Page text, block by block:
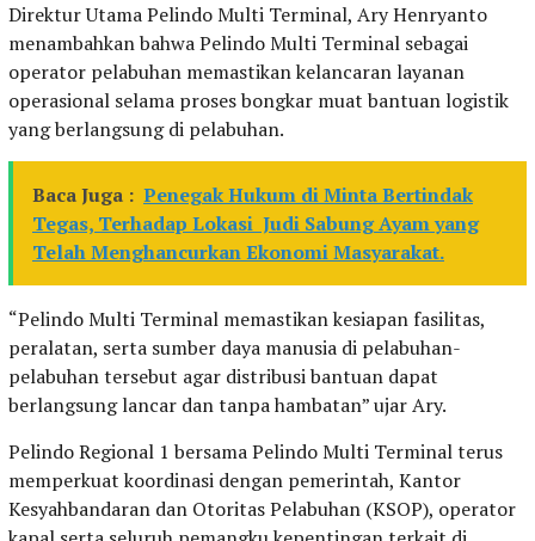
Direktur Utama Pelindo Multi Terminal, Ary Henryanto
menambahkan bahwa Pelindo Multi Terminal sebagai
operator pelabuhan memastikan kelancaran layanan
operasional selama proses bongkar muat bantuan logistik
yang berlangsung di pelabuhan.
Baca Juga : Penegak Hukum di Minta Bertindak
Tegas, Terhadap Lokasi Judi Sabung Ayam yang
Telah Menghancurkan Ekonomi Masyarakat.
“Pelindo Multi Terminal memastikan kesiapan fasilitas,
peralatan, serta sumber daya manusia di pelabuhan-
pelabuhan tersebut agar distribusi bantuan dapat
berlangsung lancar dan tanpa hambatan” ujar Ary.
Pelindo Regional 1 bersama Pelindo Multi Terminal terus
memperkuat koordinasi dengan pemerintah, Kantor
Kesyahbandaran dan Otoritas Pelabuhan (KSOP), operator